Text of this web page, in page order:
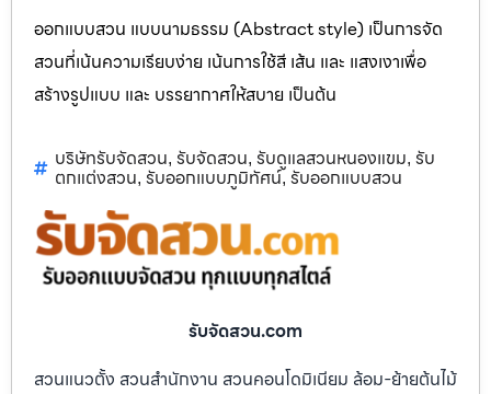
ออกแบบสวน แบบนามธรรม (Abstract style) เป็นการจัด
สวนที่เน้นความเรียบง่าย เน้นการใช้สี เส้น และ แสงเงาเพื่อ
สร้างรูปแบบ และ บรรยากาศให้สบาย เป็นต้น
บริษัทรับจัดสวน, รับจัดสวน, รับดูแลสวนหนองแขม, รับ
ตกแต่งสวน, รับออกแบบภูมิทัศน์,รับออกแบบสวน
รับจัดสวน.com
สวนแนวตั้ง สวนสำนักงาน สวนคอนโดมิเนียม ล้อม-ย้ายต้นไม้